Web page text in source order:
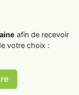
afin de recevoir
votre choix :